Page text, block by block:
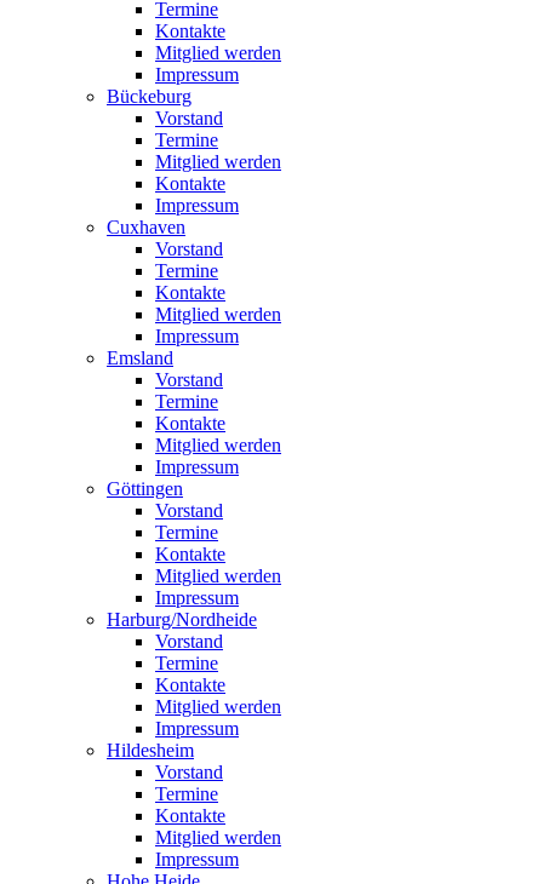
Termine
Kontakte
Mitglied werden
Impressum
Bückeburg
Vorstand
Termine
Mitglied werden
Kontakte
Impressum
Cuxhaven
Vorstand
Termine
Kontakte
Mitglied werden
Impressum
Emsland
Vorstand
Termine
Kontakte
Mitglied werden
Impressum
Göttingen
Vorstand
Termine
Kontakte
Mitglied werden
Impressum
Harburg/Nordheide
Vorstand
Termine
Kontakte
Mitglied werden
Impressum
Hildesheim
Vorstand
Termine
Kontakte
Mitglied werden
Impressum